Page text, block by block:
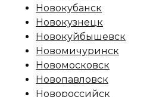
Новокубанск
Новокузнецк
Новокуйбышевск
Новомичуринск
Новомосковск
Новопавловск
Новороссийск